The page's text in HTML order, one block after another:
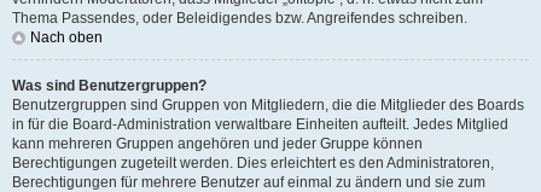
Thema Passendes, oder Beleidigendes bzw. Angreifendes schreiben.
Nach oben
Was sind Benutzergruppen?
Benutzergruppen sind Gruppen von Mitgliedern, die die Mitglieder des Boards
in für die Board-Administration verwaltbare Einheiten aufteilt. Jedes Mitglied
kann mehreren Gruppen angehören und jeder Gruppe können
Berechtigungen zugeteilt werden. Dies erleichtert es den Administratoren,
Berechtigungen für mehrere Benutzer auf einmal zu ändern und sie zum